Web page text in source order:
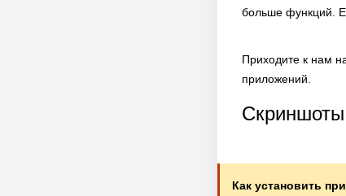
больше функций.
Приходите к нам
приложений.
Скриншоты
Как установить